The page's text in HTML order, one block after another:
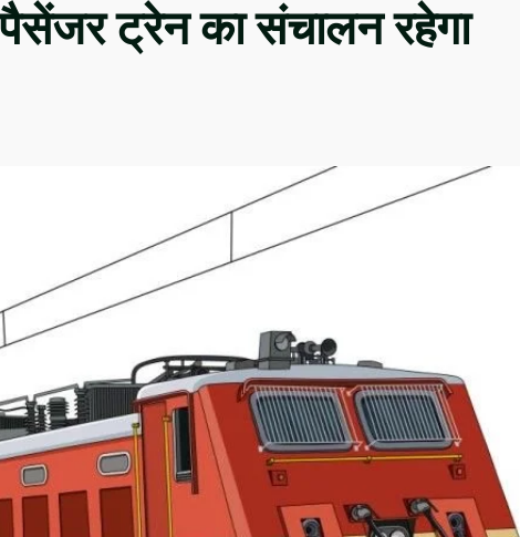
पैसेंजर ट्रेन का संचालन रहेगा